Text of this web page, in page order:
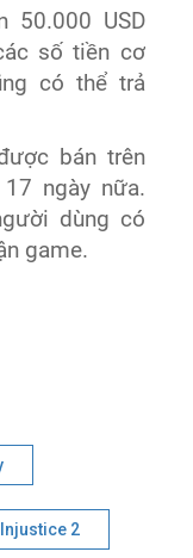
50.000 USD
số tiền cơ
có thể trả
bán trên
ngày nữa.
dùng có
game.
Injustice 2